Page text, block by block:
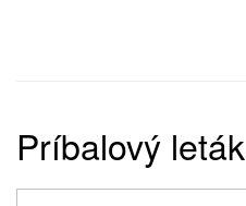
Príbalový leták